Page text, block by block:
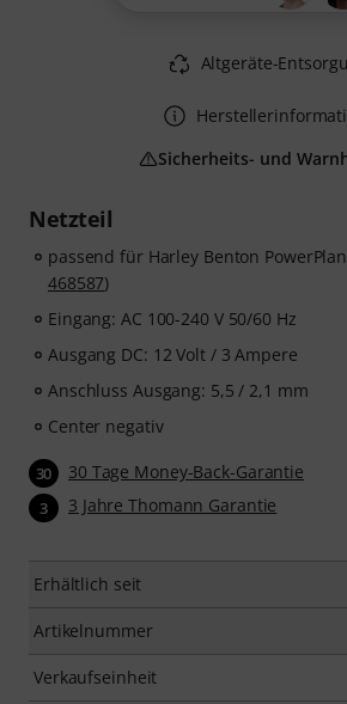
Netzteil
passend für Harley Benton
468587)
Eingang: AC 100-240 V 50/60 Hz
Ausgang DC: 12 Volt / 3 Ampere
Anschluss Ausgang: 5,5 / 2,1 mm
Center negativ
30 30 Tage Money-Back-Garantie
3 3 Jahre Thomann Garantie
Erhältlich seit
Artikelnummer
Verkaufseinheit
Altgeräte-
Sicherheits- und